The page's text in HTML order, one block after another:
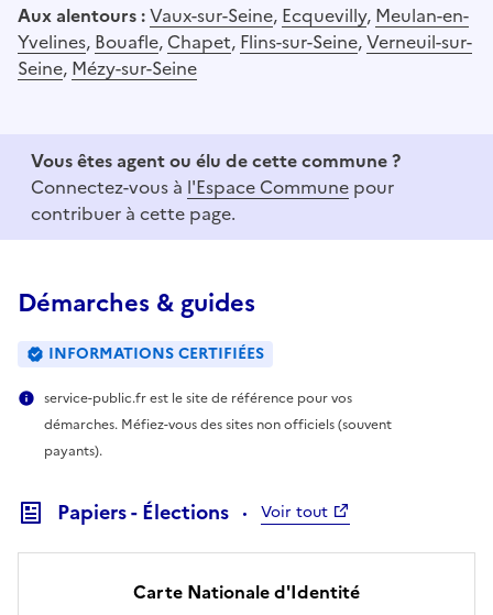
Aux alentours :Vaux-sur-Seine, Ecquevilly, Meulan-en-
Yvelines, Bouafle, Chapet, Flins-sur-Seine,Verneuil-sur-
Seine, Mézy-sur-Seine
Vous êtes agent ou élu de cette commune ?
Connectez-vous à l'Espace Commune pour
contribuer à cette page.
Démarches & guides
INFORMATIONS CERTIFIÉES
service-public.fr est le site de référence pour vos
démarches. Méfiez-vous des sites non officiels (souvent
payants).
Papiers - Élections Voir tout
Carte Nationale d'Identité